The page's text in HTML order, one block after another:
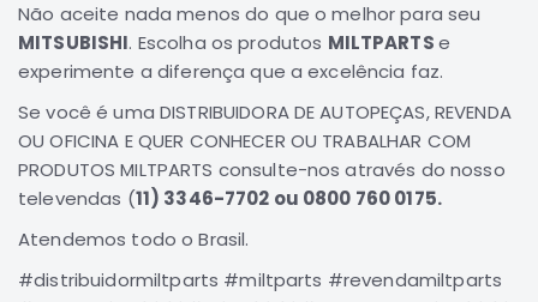
Hilux
BMW
HYUNDAI
NISSAN
SUZUKI
FORD
Não aceite nada menos do que o melhor para seu
MITSUBISHI. Escolha os produtos MILTPARTSe
experimente a diferença que a excelência faz.
Se você é uma DISTRIBUIDORA DE AUTOPEÇAS, REVENDA
OU OFICINA E QUER CONHECER OU TRABALHAR COM
PRODUTOS MILTPARTS consulte-nos através do nosso
televendas (11) 3346-7702 ou 0800 760 0175.
Atendemos todo o Brasil.
#distribuidormiltparts #miltparts #revendamiltparts